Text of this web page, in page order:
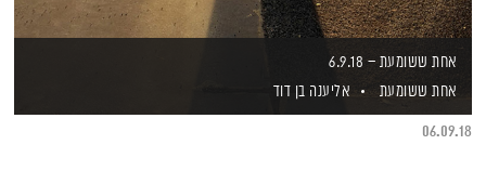
אחת ששומעת – 6.9.18
אחת ששומעת
אליענה בן דוד
06.09.18